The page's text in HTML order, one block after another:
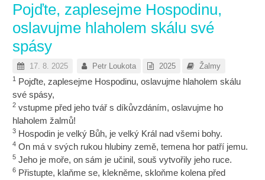
Pojďte, zaplesejme Hospodinu,
oslavujme hlaholem skálu své
spásy
17. 8. 2025 Petr Loukota 2025 Žalmy
1 Pojďte, zaplesejme Hospodinu, oslavujme hlaholem skálu
své spásy,
2 vstupme před jeho tvář s díkůvzdáním, oslavujme ho
hlaholem žalmů!
3 Hospodin je velký Bůh, je velký Král nad všemi bohy.
4 On má v svých rukou hlubiny země, temena hor patří jemu.
5 Jeho je moře, on sám je učinil, souš vytvořily jeho ruce.
6 Přistupte, klaňme se, klekněme, skloňme kolena před